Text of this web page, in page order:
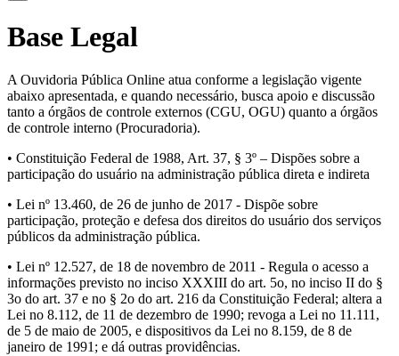
Base Legal
A Ouvidoria Pública Online atua conforme a legislação vigente
abaixo apresentada, e quando necessário, busca apoio e discussão
tanto a órgãos de controle externos (CGU, OGU) quanto a órgãos
de controle interno (Procuradoria).
• Constituição Federal de 1988, Art. 37, § 3º – Dispões sobre a
participação do usuário na administração pública direta e indireta
• Lei nº 13.460, de 26 de junho de 2017 - Dispõe sobre
participação, proteção e defesa dos direitos do usuário dos serviços
públicos da administração pública.
• Lei nº 12.527, de 18 de novembro de 2011 - Regula o acesso a
informações previsto no inciso XXXIII do art. 5o, no inciso II do §
3o do art. 37 e no § 2o do art. 216 da Constituição Federal; altera a
Lei no 8.112, de 11 de dezembro de 1990; revoga a Lei no 11.111,
de 5 de maio de 2005, e dispositivos da Lei no 8.159, de 8 de
janeiro de 1991; e dá outras providências.